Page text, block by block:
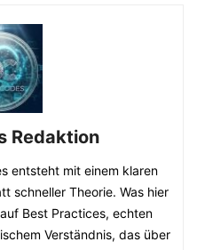
Redaktion
entsteht mit einem klaren
schneller Theorie. Was hier
Best Practices, echten
Verständnis, das über